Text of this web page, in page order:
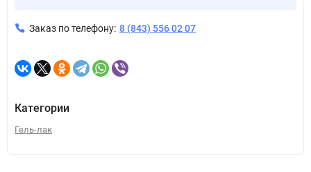
Заказ по телефону: 8 (843) 556 02 07
Категории
Гель-лак